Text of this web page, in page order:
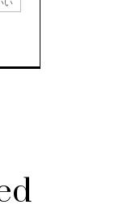
い